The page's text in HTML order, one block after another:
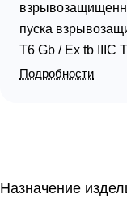
пуска
T6 Gb / Ex tb IIIC
Подробности
Назначение